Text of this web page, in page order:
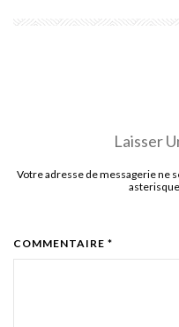
Laisser
Votre adresse de messagerie ne
COMMENTAIRE *